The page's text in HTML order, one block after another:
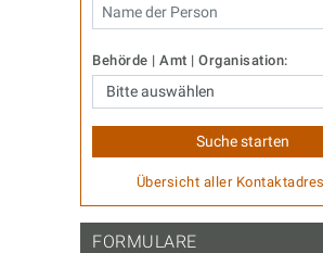
Behörde | Amt | Organisation:
Übersicht aller
FORMULARE